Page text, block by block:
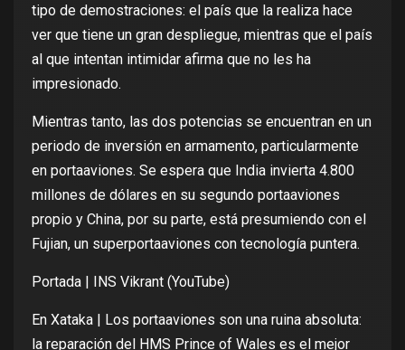
tipo de demostraciones: el país que la realiza hace
ver que tiene un gran despliegue, mientras que el país
al que intentan intimidar afirma que no les ha
impresionado.
Mientras tanto, las dos potencias se encuentran en un
periodo de inversión en armamento, particularmente
en portaaviones. Se espera que India invierta 4.800
millones de dólares en su segundo portaaviones
propio y China, por su parte, está presumiendo con el
Fujian, un superportaaviones con tecnología puntera.
Portada | INS Vikrant (YouTube)
En Xataka | Los portaaviones son una ruina absoluta:
la reparación del HMS Prince of Wales es el mejor